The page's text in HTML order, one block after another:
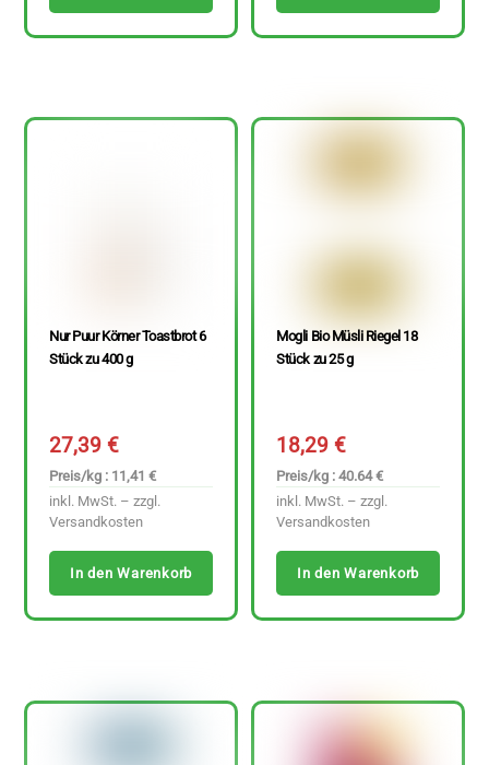
Nur Puur Körner Toastbrot 6
Stück zu 400 g
27,39€
Preis/kg : 11,41 €
inkl. MwSt. – zzgl.
Versandkosten
In den Warenkorb
Mogli Bio Müsli Riegel 18
Stück zu 25 g
18,29€
Preis/kg : 40.64 €
inkl. MwSt. – zzgl.
Versandkosten
In den Warenkorb